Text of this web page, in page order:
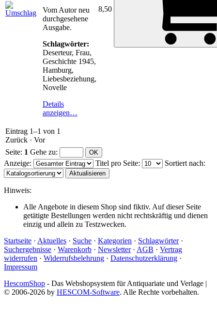
Vom Autor neu
durchgesehene
Ausgabe.
Schlagwörter:
Deserteur, Frau,
Geschichte 1945,
Hamburg,
Liebesbeziehung,
Novelle
Details
anzeigen…
8,50
Eintrag 1–1 von 1
Zurück · Vor
Seite: 1 Gehe zu:
Anzeige: Titel pro Seite: Sortiert nach:
Hinweis:
Alle Angebote in diesem Shop sind fiktiv. Auf dieser Seite
getätigte Bestellungen werden nicht rechtskräftig und dienen
einzig und allein zu Testzwecken.
Startseite · Aktuelles · Suche · Kategorien · Schlagwörter·
Suchergebnisse · Warenkorb · Newsletter· AGB · Vertrag
widerrufen · Widerrufsbelehrung · Datenschutzerklärung ·
Impressum
HescomShop - Das Webshopsystem für Antiquariate und Verlage |
© 2006-2026 by HESCOM-Software. Alle Rechte vorbehalten.